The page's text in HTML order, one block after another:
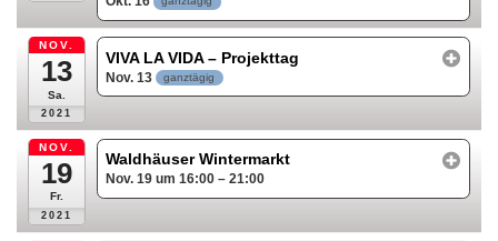
NOV.
13
Sa.
2021
VIVA LA VIDA – Projekttag
Nov. 13 ganztägig
NOV.
19
Fr.
2021
Waldhäuser Wintermarkt
Nov. 19 um 16:00 – 21:00